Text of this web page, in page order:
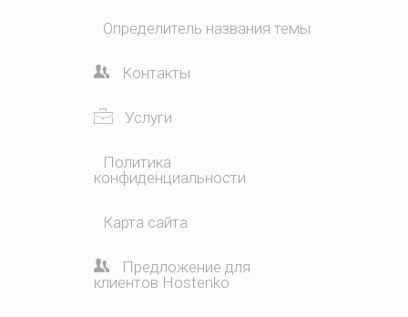
Определитель названия темы
Контакты
Услуги
Политика
конфиденциальности
Карта сайта
Предложение для
клиентов Hostenko